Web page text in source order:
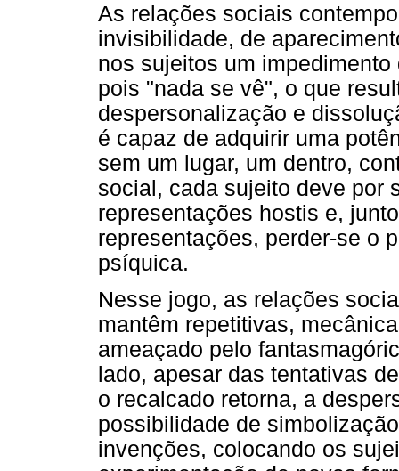
As relações sociais
invisibilidade, de
nos sujeitos um
pois "nada se vê", o que
despersonalização e
é capaz de adquirir uma
sem um lugar, um dentro,
social, cada sujeito deve por
representações hostis e,
representações, perder-se o
psíquica.
Nesse jogo, as relações
mantêm repetitivas,
ameaçado pelo
lado, apesar das tentativas
o recalcado retorna, a
possibilidade de
invenções, colocando os